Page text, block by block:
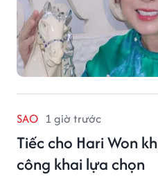
SAO 1 giờ trước
Tiếc cho Hari Won
công khai lựa chọn